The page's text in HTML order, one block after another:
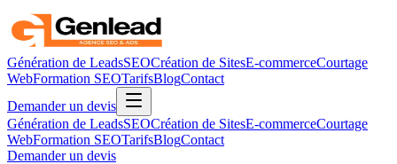
Génération de LeadsSEOCréation de SitesE-commerceCourtage
WebFormation SEOTarifsBlogContact
Demander un devis
Génération de LeadsSEOCréation de SitesE-commerceCourtage
WebFormation SEOTarifsBlogContact
Demander un devis